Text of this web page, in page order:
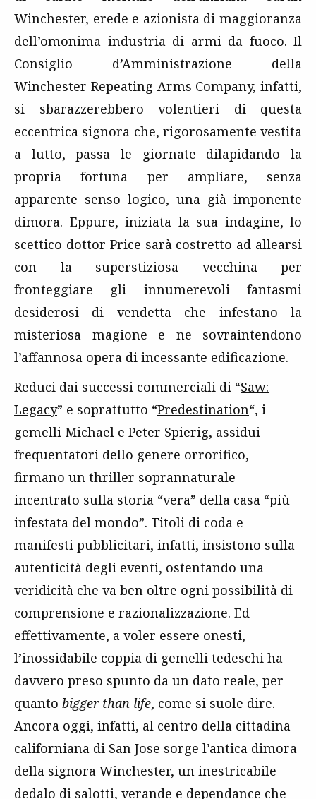
Winchester, erede e azionista di maggioranza
dell’omonima industria di armi da fuoco. Il
Consiglio d’Amministrazione della
Winchester Repeating Arms Company, infatti,
si sbarazzerebbero volentieri di questa
eccentrica signora che, rigorosamente vestita
a lutto, passa le giornate dilapidando la
propria fortuna per ampliare, senza
apparente senso logico, una già imponente
dimora. Eppure, iniziata la sua indagine, lo
scettico dottor Price sarà costretto ad allearsi
con la superstiziosa vecchina per
fronteggiare gli innumerevoli fantasmi
desiderosi di vendetta che infestano la
misteriosa magione e ne sovraintendono
l’affannosa opera di incessante edificazione.
Reduci dai successi commerciali di “Saw:
Legacy” e soprattutto “Predestination“, i
gemelli Michael e Peter Spierig, assidui
frequentatori dello genere orrorifico,
firmano un thriller soprannaturale
incentrato sulla storia “vera” della casa “più
infestata del mondo”. Titoli di coda e
manifesti pubblicitari, infatti, insistono sulla
autenticità degli eventi, ostentando una
veridicità che va ben oltre ogni possibilità di
comprensione e razionalizzazione. Ed
effettivamente, a voler essere onesti,
l’inossidabile coppia di gemelli tedeschi ha
davvero preso spunto da un dato reale, per
quanto bigger than life, come si suole dire.
Ancora oggi, infatti, al centro della cittadina
californiana di San Jose sorge l’antica dimora
della signora Winchester, un inestricabile
dedalo di salotti, verande e dependance che